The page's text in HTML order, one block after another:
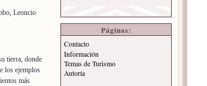
Leoncio
tierra, donde
los ejemplos
más
Páginas:
Contacto
Información
Temas de Turismo
Autoría